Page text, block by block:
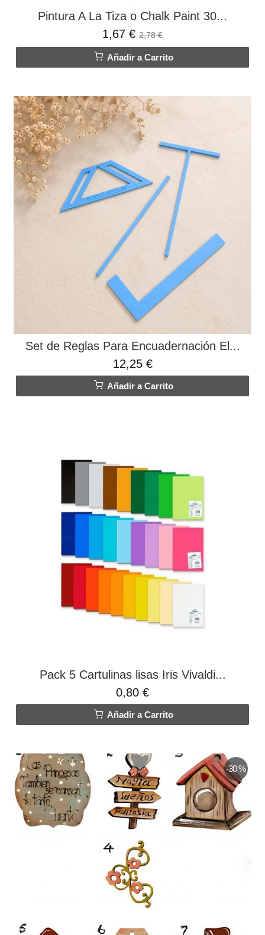
Pintura A La Tiza o Chalk Paint 30...
1,67 € 2,78 €
Añadir a Carrito
Set de Reglas Para Encuadernación El...
12,25 €
Añadir a Carrito
Pack 5 Cartulinas lisas Iris Vivaldi...
0,80 €
Añadir a Carrito
-30 %